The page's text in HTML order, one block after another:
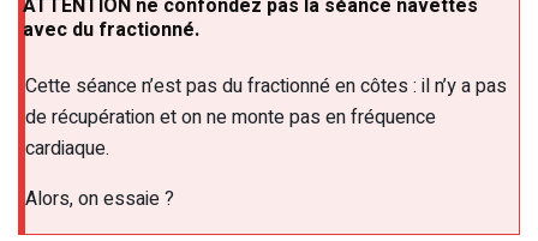
ATTENTION ne confondez pas la séance navettes
avec du fractionné.
Cette séance n’est pas du fractionné en côtes : il n’y a pas
de récupération et on ne monte pas en fréquence
cardiaque.
Alors, on essaie ?